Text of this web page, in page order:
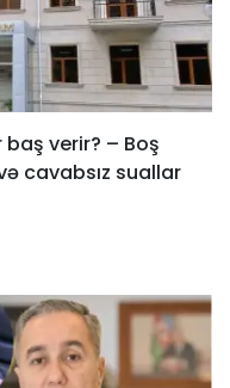
verir? – Boş
cavabsız suallar